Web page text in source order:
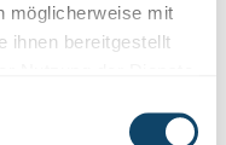
möglicherweise mit
ihnen bereitgestellt